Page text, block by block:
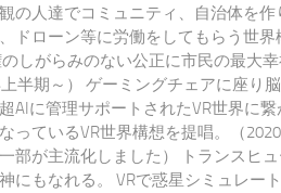
の人達でコミュニティ、自治体を作
ドローン等に労働をしてもらう世
のしがらみのない公正に市民の最大
上半期～） ゲーミングチェアに座り
AIに管理サポートされたVR世界に
っているVR世界構想を提唱。（
部が主流化しました） トランスヒ
にもなれる。 VRで惑星シミュレー